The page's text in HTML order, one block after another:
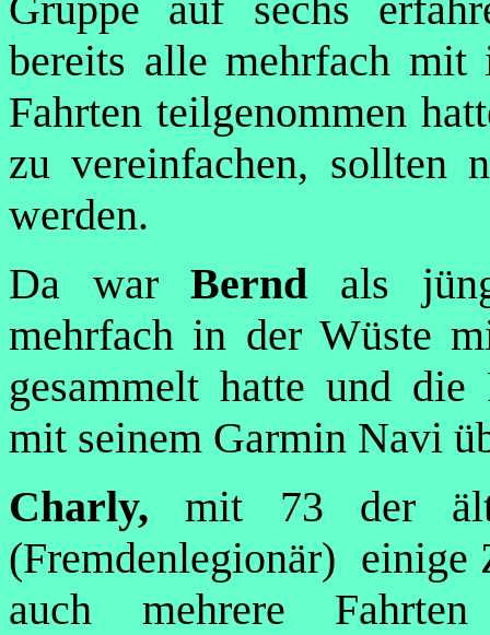
bereits alle mehrfach mit
Fahrten teilgenommen
zu vereinfachen, sollten
werden.
Da warBernd als
mehrfach in der Wüste
gesammelt hatte und die
mit seinem Garmin Navi
Charly, mit 73 der
(Fremdenlegionär) einige
auch mehrere